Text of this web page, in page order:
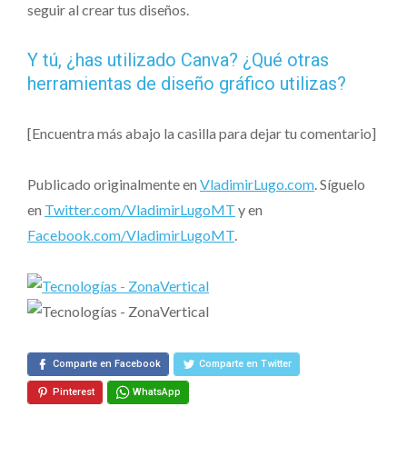
seguir al crear tus diseños.
Y tú, ¿has utilizado Canva? ¿Qué otras
herramientas de diseño gráfico utilizas?
[Encuentra más abajo la casilla para dejar tu comentario]
Publicado originalmente en VladimirLugo.com. Síguelo
en Twitter.com/VladimirLugoMT y en
Facebook.com/VladimirLugoMT.
Comparte en Facebook Comparte en Twitter
Pinterest WhatsApp